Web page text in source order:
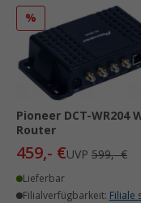
%
Pioneer DCT-WR204
Router
459,- €UVP 599,- €
Lieferbar
Filialverfügbarkeit: Filiale